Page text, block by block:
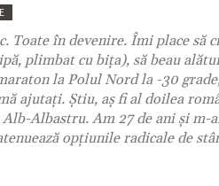
în devenire. Îmi place să
plimbat cu biţa), să beau
la Polul Nord la -30
ajutaţi. Ştiu, aş fi al doilea
Albastru. Am 27 de ani şi m-
opţiunile radicale de